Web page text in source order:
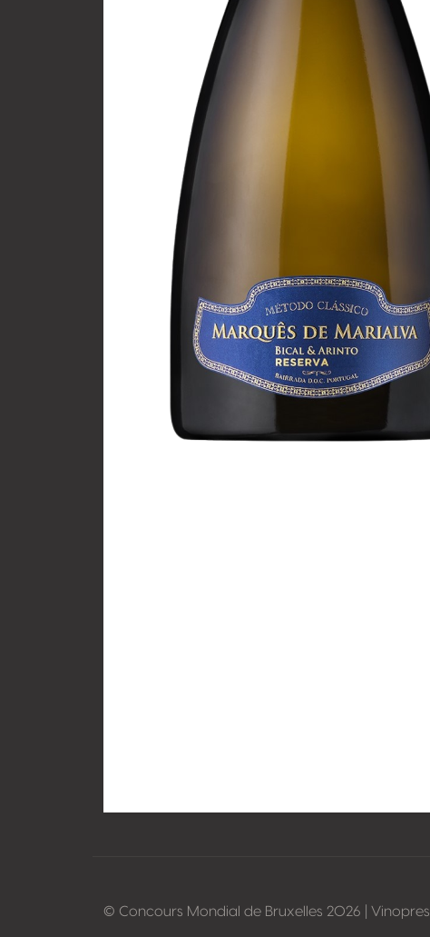
© Concours Mondial de Bruxelles 2026 | Vinopres